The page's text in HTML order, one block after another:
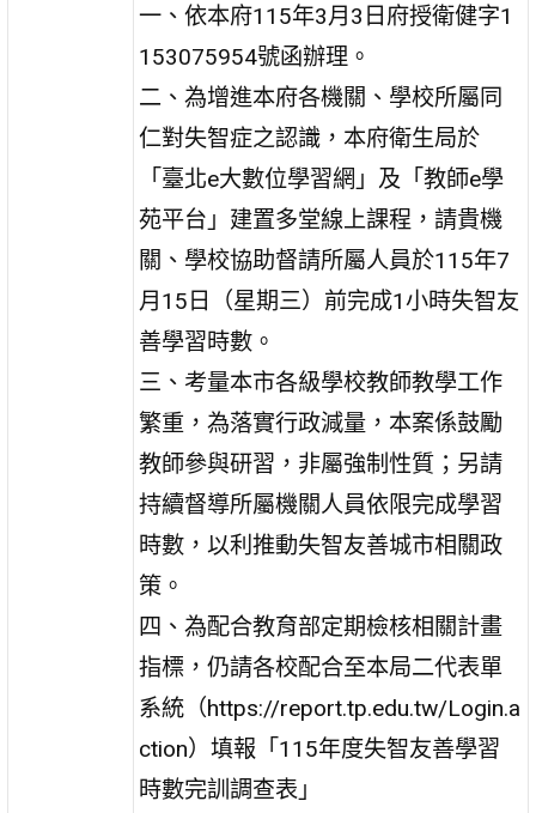
一、依本府115年3月3日府授衛健字1
153075954號函辦理。
二、為增進本府各機關、學校所屬同
仁對失智症之認識，本府衛生局於
「臺北e大數位學習網」及「教師e學
苑平台」建置多堂線上課程，請貴機
關、學校協助督請所屬人員於115年7
月15日（星期三）前完成1小時失智友
善學習時數。
三、考量本市各級學校教師教學工作
繁重，為落實行政減量，本案係鼓勵
教師參與研習，非屬強制性質；另請
持續督導所屬機關人員依限完成學習
時數，以利推動失智友善城市相關政
策。
四、為配合教育部定期檢核相關計畫
指標，仍請各校配合至本局二代表單
系統（https://report.tp.edu.tw/Login.a
ction）填報「115年度失智友善學習
時數完訓調查表」